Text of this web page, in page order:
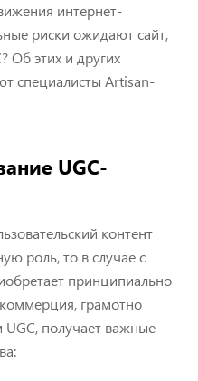
интернет-
риски ожидают сайт,
Об этих и других
специалисты Artisan-
UGC-
контент
роль, то в случае с
принципиально
грамотно
получает важные